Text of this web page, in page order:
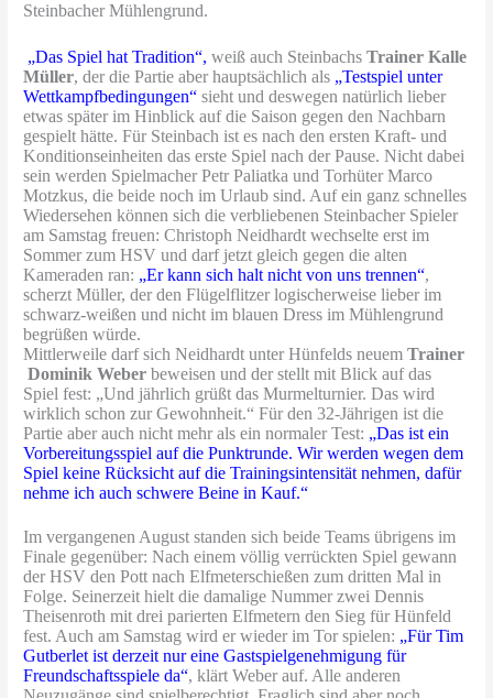
Steinbacher Mühlengrund.
„Das Spiel hat Tradition“, weiß auch SteinbachsTrainer Kalle
Müller, der die Partie aber hauptsächlich als „Testspiel unter
Wettkampfbedingungen“ sieht und deswegen natürlich lieber
etwas später im Hinblick auf die Saison gegen den Nachbarn
gespielt hätte. Für Steinbach ist es nach den ersten Kraft- und
Konditionseinheiten das erste Spiel nach der Pause. Nicht dabei
sein werden Spielmacher Petr Paliatka und Torhüter Marco
Motzkus, die beide noch im Urlaub sind. Auf ein ganz schnelles
Wiedersehen können sich die verbliebenen Steinbacher Spieler
am Samstag freuen: Christoph Neidhardt wechselte erst im
Sommer zum HSV und darf jetzt gleich gegen die alten
Kameraden ran: „Er kann sich halt nicht von uns trennen“,
scherzt Müller, der den Flügelflitzer logischerweise lieber im
schwarz-weißen und nicht im blauen Dress im Mühlengrund
begrüßen würde.
Mittlerweile darf sich Neidhardt unter Hünfelds neuemTrainer
Dominik Weber beweisen und der stellt mit Blick auf das
Spiel fest: „Und jährlich grüßt das Murmelturnier. Das wird
wirklich schon zur Gewohnheit.“ Für den 32-Jährigen ist die
Partie aber auch nicht mehr als ein normaler Test: „Das ist ein
Vorbereitungsspiel auf die Punktrunde. Wir werden wegen dem
Spiel keine Rücksicht auf die Trainingsintensität nehmen, dafür
nehme ich auch schwere Beine in Kauf.“
Im vergangenen August standen sich beide Teams übrigens im
Finale gegenüber: Nach einem völlig verrückten Spiel gewann
der HSV den Pott nach Elfmeterschießen zum dritten Mal in
Folge. Seinerzeit hielt die damalige Nummer zwei Dennis
Theisenroth mit drei parierten Elfmetern den Sieg für Hünfeld
fest. Auch am Samstag wird er wieder im Tor spielen: „Für Tim
Gutberlet ist derzeit nur eine Gastspielgenehmigung für
Freundschaftsspiele da“, klärt Weber auf. Alle anderen